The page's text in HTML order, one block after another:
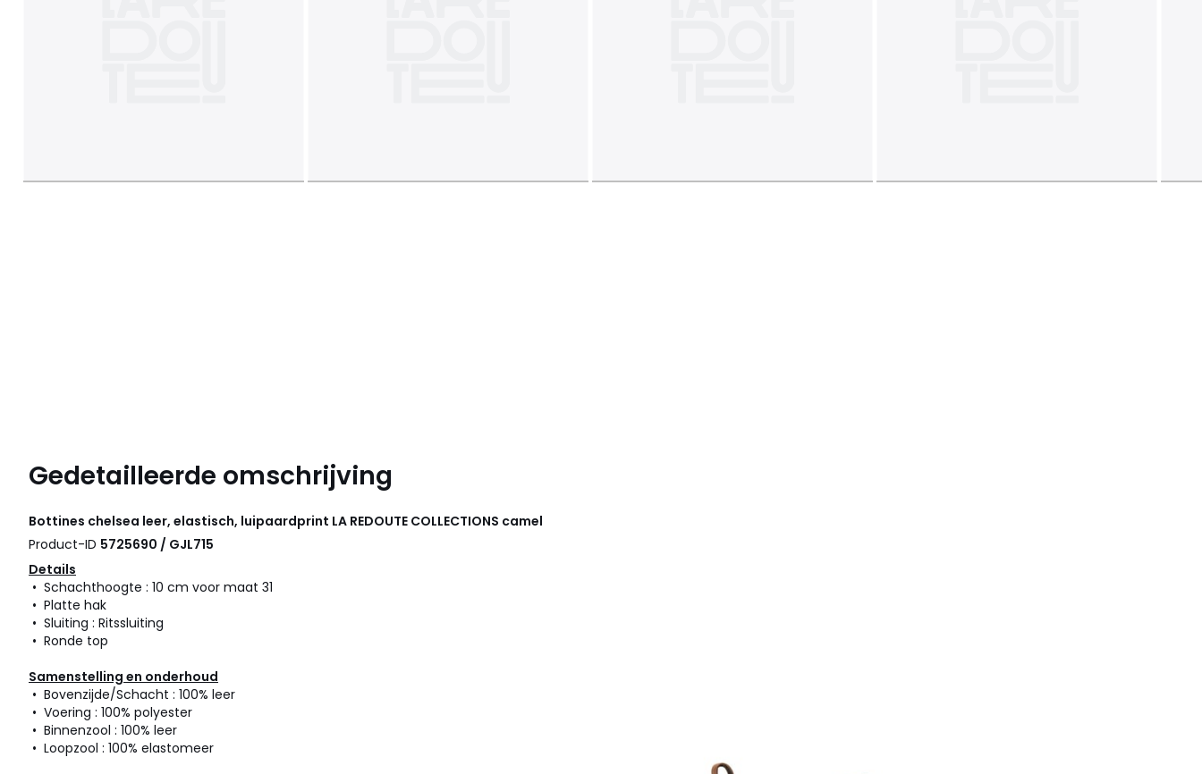
Gedetailleerde omschrijving
Bottines chelsea leer, elastisch, luipaardprint LA REDOUTE COLLECTIONS camel
Product-ID 5725690 / GJL715
Details
• Schachthoogte : 10 cm voor maat 31
• Platte hak
• Sluiting : Ritssluiting
• Ronde top
Samenstelling en onderhoud
• Bovenzijde/Schacht : 100% leer
• Voering : 100% polyester
• Binnenzool : 100% leer
• Loopzool : 100% elastomeer